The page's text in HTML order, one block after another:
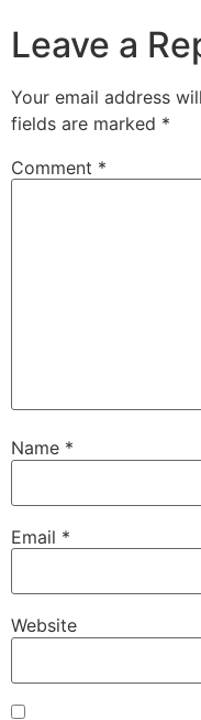
Leave a
Your email address
fields are marked *
Comment *
Name *
Email *
Website